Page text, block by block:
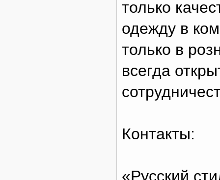
только
одежду в
только в
всегда
Контакты:
«Русский